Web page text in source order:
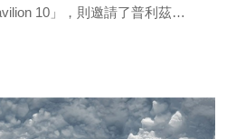
10」，則邀請了普利茲克
安藤忠雄操刀設計...